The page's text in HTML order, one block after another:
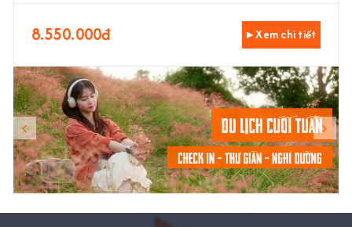
8.550.000đ ▸ Xem chi tiết